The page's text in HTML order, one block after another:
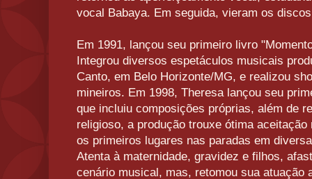
vocal Babaya. Em seguida, vieram os
Em 1991, lançou seu primeiro livro
Integrou diversos espetáculos musicais
Canto, em Belo Horizonte/MG, e realizou
mineiros. Em 1998, Theresa lançou seu
que incluiu composições próprias, além de
religioso, a produção trouxe ótima
os primeiros lugares nas paradas em
Atenta à maternidade, gravidez e filhos,
cenário musical, mas, retomou sua atuação